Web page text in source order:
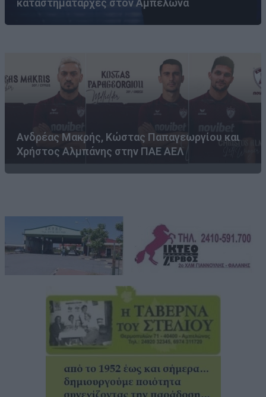
καταστηματάρχες στον Αμπελώνα
Ανδρέας Μακρής, Κώστας Παπαγεωργίου και
Χρήστος Αλμπάνης στην ΠΑΕ ΑΕΛ